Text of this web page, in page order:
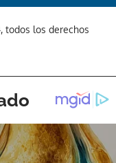
todos los derechos